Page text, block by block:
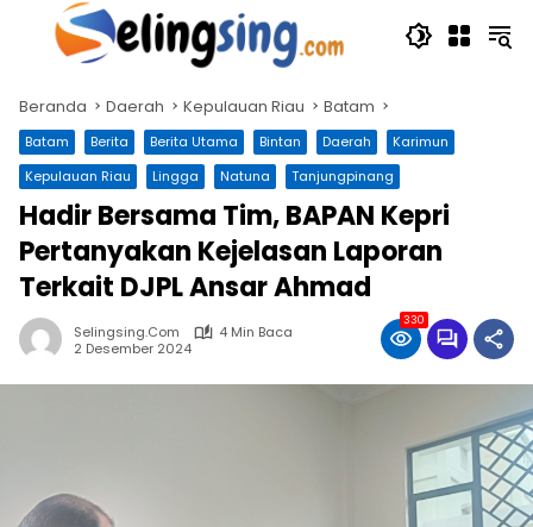
Langsung
Beranda Daerah Kepulauan Riau Batam
Batam Berita Berita Utama Bintan Daerah
Karimun
Kepulauan Riau
Lingga Natuna Tanjungpinang
Hadir Bersama Tim, BAPAN Kepri
Pertanyakan Kejelasan Laporan
Terkait DJPL Ansar Ahmad
Selingsing.com
4 Min Baca
2 Desember 2024
330